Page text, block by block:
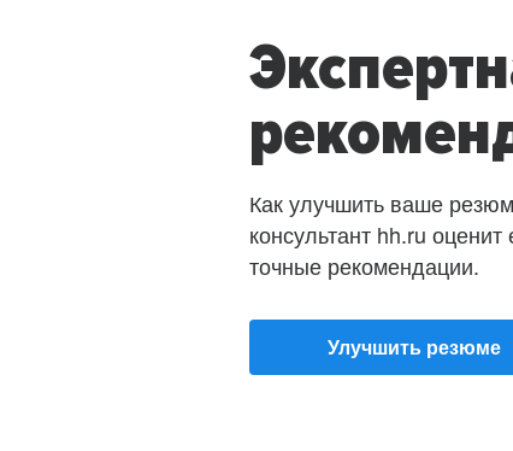
Как улучшить ваше
консультант hh.ru оценит
точные рекомендации.
Улучшить резюме